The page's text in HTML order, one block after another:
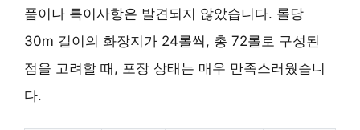
품이나 특이사항은 발견되지 않았습니다. 롤당
30m 길이의 화장지가 24롤씩, 총 72롤로 구성된
점을 고려할 때, 포장 상태는 매우 만족스러웠습니
다.